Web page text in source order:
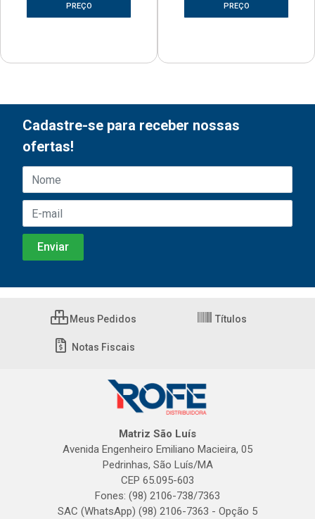
PREÇO
PREÇO
Cadastre-se para receber nossas
ofertas!
Meus Pedidos Títulos
Notas Fiscais
Matriz São Luís
Avenida Engenheiro Emiliano Macieira, 05
Pedrinhas, São Luís/MA
CEP 65.095-603
Fones: (98) 2106-738/7363
SAC (WhatsApp) (98) 2106-7363 - Opção 5